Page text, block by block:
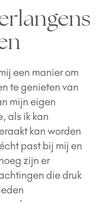
een manier om
te genieten van
mijn eigen
als ik kan
kan worden
past bij mij en
zijn er
die druk